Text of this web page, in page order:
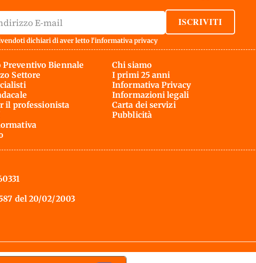
ISCRIVITI
dichiari di aver letto l'informativa privacy
Preventivo Biennale
Settore
il professionista
Chi siamo
I primi 25 anni
Informativa Privacy
Informazioni legali
Carta dei servizi
Pubblicità
del 20/02/2003